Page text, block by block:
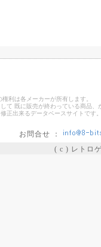
利は各メーカーが所有します。
て 既に販売が終わっている商品
正出来るデータベースサイトで
お問合せ ：
( c ) レトロ